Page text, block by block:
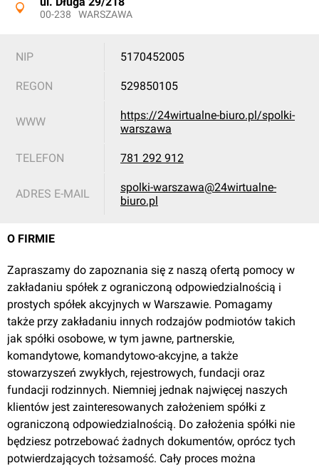
00-238 WARSZAWA
NIP 5170452005
REGON 529850105
WWW
https://24wirtualne-biuro.pl/spolki-
warszawa
TELEFON 781 292 912
ADRES E-MAIL
spolki-warszawa@24wirtualne-
biuro.pl
O FIRMIE
Zapraszamy do zapoznania się z naszą ofertą pomocy w
zakładaniu spółek z ograniczoną odpowiedzialnością i
prostych spółek akcyjnych w Warszawie. Pomagamy
także przy zakładaniu innych rodzajów podmiotów takich
jak spółki osobowe, w tym jawne, partnerskie,
komandytowe, komandytowo-akcyjne, a także
stowarzyszeń zwykłych, rejestrowych, fundacji oraz
fundacji rodzinnych. Niemniej jednak najwięcej naszych
klientów jest zainteresowanych założeniem spółki z
ograniczoną odpowiedzialnością. Do założenia spółki nie
będziesz potrzebować żadnych dokumentów, oprócz tych
potwierdzających tożsamość. Cały proces można